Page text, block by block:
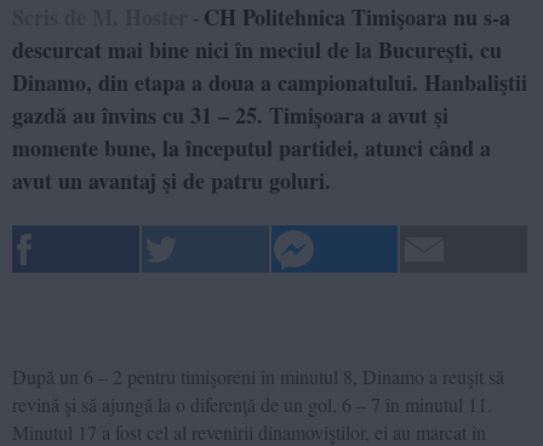
- CH Politehnica Timişoara nu s-a
descurcat mai bine nici în meciul de la Bucureşti, cu
Dinamo, din etapa a doua a campionatului. Hanbaliştii
gazdă au învins cu 31 – 25. Timişoara a avut şi
momente bune, la începutul partidei, atunci când a
avut un avantaj şi de patru goluri.
După un 6 – 2 pentru timişoreni în minutul 8, Dinamo a reuşit să
revină şi să ajungă la o diferenţă de un gol, 6 – 7 în minutul 11.
Minutul 17 a fost cel al revenirii dinamoviştilor, ei au marcat în